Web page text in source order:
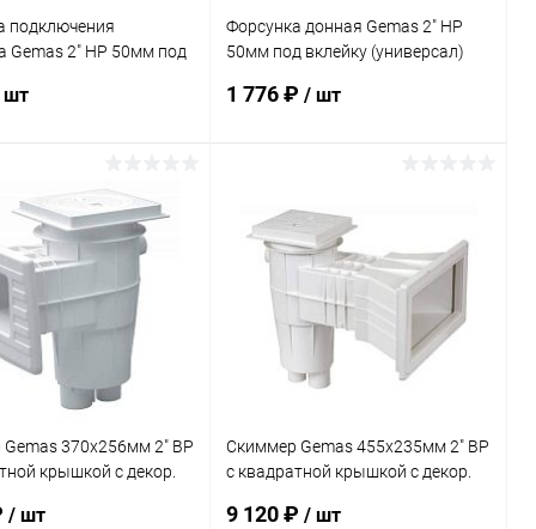
подключения
Gemas 2" НР 50мм под
шт
В корзину
В наличии
Форсунка донная Gemas 2" НР
50мм под вклейку (универсал)
1 776 ₽/ шт
В избранное
К сравнению В наличии
370х256мм 2" ВР
крышкой с декор.
/ шт
Скиммер Gemas 455х235мм 2" ВР
с квадратной крышкой с декор.
9 120 ₽/ шт